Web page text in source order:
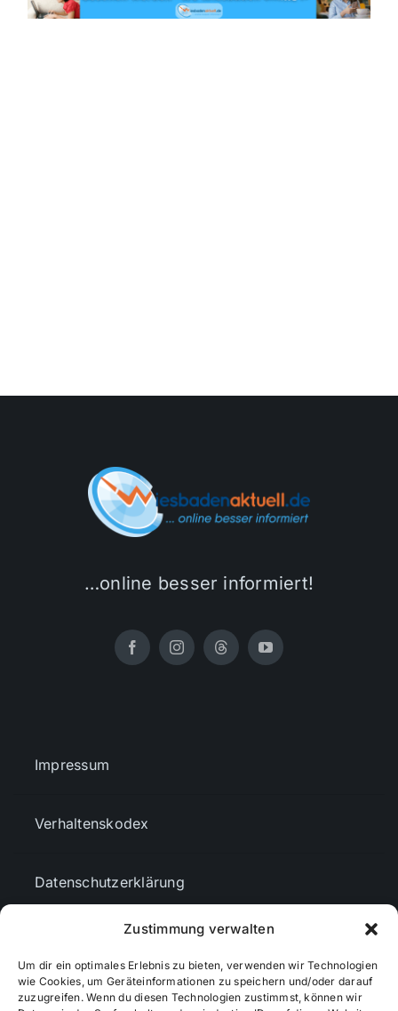
Zustimmung verwalten
Um dir ein optimales Erlebnis zu bieten, verwenden wir Technologien
wie Cookies, um Geräteinformationen zu speichern und/oder darauf
zuzugreifen. Wenn du diesen Technologien zustimmst, können wir
…online besser informiert!
Impressum
Verhaltenskodex
Datenschutzerklärung
Cookie-Richtlinie (EU)